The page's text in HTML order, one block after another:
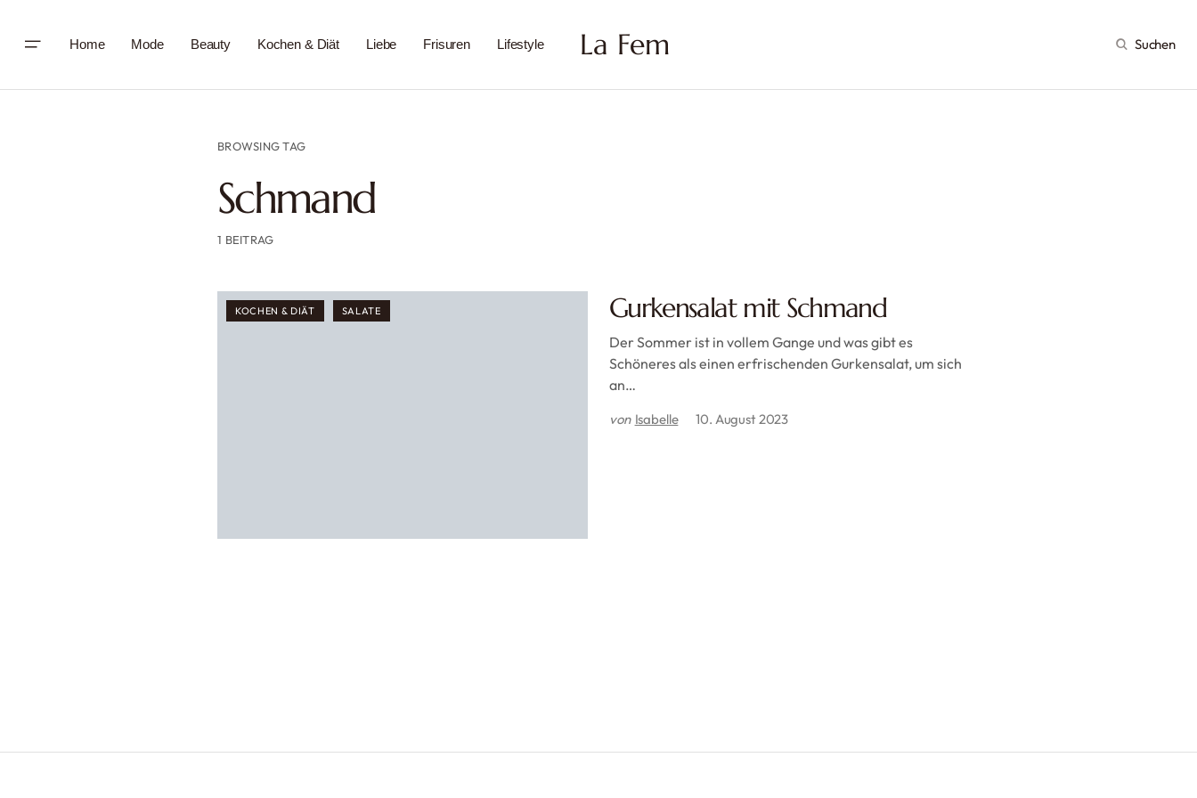
Home Mode Beauty Kochen & Diät Liebe Frisuren Lifestyle La Fem Suchen
BROWSING TAG
Schmand
1 BEITRAG
KOCHEN & DIÄT SALATE Gurkensalat mit Schmand
Der Sommer ist in vollem Gange und was gibt es
Schöneres als einen erfrischenden Gurkensalat, um sich
an…
von Isabelle 10. August 2023